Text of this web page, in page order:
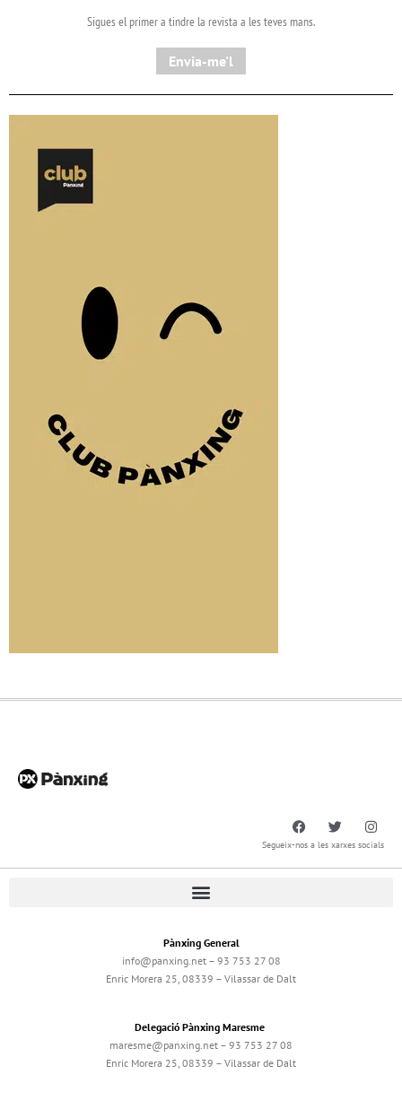
Sigues el primer a tindre la revista a les teves mans.
Envia-me'l
Segueix-nos a les xarxes socials
Pànxing General
info@panxing.net – 93 753 27 08
Enric Morera 25, 08339 – Vilassar de Dalt
Delegació Pànxing Maresme
maresme@panxing.net – 93 753 27 08
Enric Morera 25, 08339 – Vilassar de Dalt